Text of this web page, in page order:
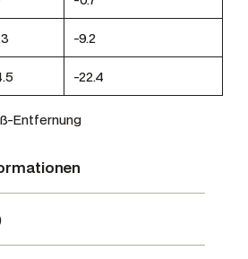
-9.2
-22.4
Entfernung